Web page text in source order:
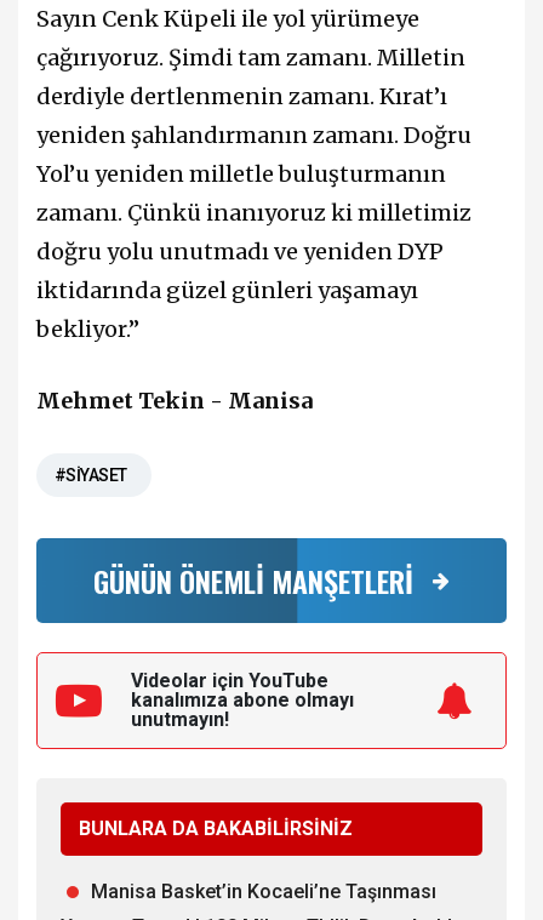
Sayın Cenk Küpeli ile yol yürümeye
çağırıyoruz. Şimdi tam zamanı. Milletin
derdiyle dertlenmenin zamanı. Kırat’ı
yeniden şahlandırmanın zamanı. Doğru
Yol’u yeniden milletle buluşturmanın
zamanı. Çünkü inanıyoruz ki milletimiz
doğru yolu unutmadı ve yeniden DYP
iktidarında güzel günleri yaşamayı
bekliyor.”
Mehmet Tekin - Manisa
#SİYASET
GÜNÜN ÖNEMLİ MANŞETLERİ
Videolar için YouTube
kanalımıza abone olmayı
unutmayın!
BUNLARA DA BAKABİLİRSİNİZ
Manisa Basket’in Kocaeli’ne Taşınması